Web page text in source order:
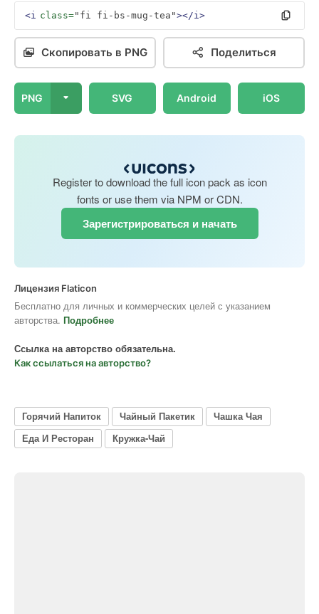
<i class="fi fi-bs-mug-tea"></i>
Скопировать в PNG Поделиться
PNG SVG Android iOS
Register to download the full icon pack as icon
fonts or use them via NPM or CDN.
Зарегистрироваться и начать
Лицензия Flaticon
Бесплатно для личных и коммерческих целей с указанием
авторства. Подробнее
Ссылка на авторство обязательна.
Как ссылаться на авторство?
Горячий Напиток Чайный Пакетик
Чашка Чая
Еда И Ресторан
Кружка-Чай